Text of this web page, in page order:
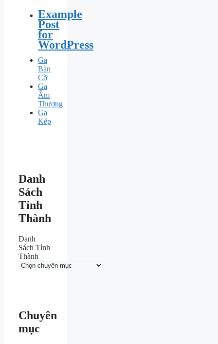
Example
Post
for
WordPress
Ga
Bàn
Cờ
Ga
Ấm
Thượng
Ga
Kép
Danh
Sách
Tỉnh
Thành
Danh
Sách Tỉnh
Thành
Chuyên
mục